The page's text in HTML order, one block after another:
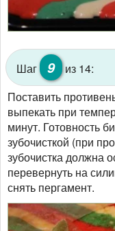
Шаг 9
из 14:
Поставить
выпекать при
минут. Готовность
зубочисткой (при
зубочистка должна
перевернуть на
снять пергамент.